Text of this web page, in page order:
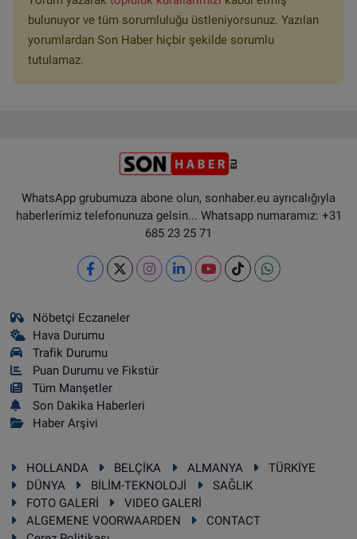
bulunuyor ve tüm sorumluluğu üstleniyorsunuz. Yazılan
yorumlardan Son Haber hiçbir şekilde sorumlu
tutulamaz.
WhatsApp grubumuza abone olun, sonhaber.eu ayrıcalığıyla
haberlerimiz telefonunuza gelsin... Whatsapp numaramız: +31
685 23 25 71
Nöbetçi Eczaneler
Hava Durumu
Trafik Durumu
Puan Durumu ve Fikstür
Tüm Manşetler
Son Dakika Haberleri
Haber Arşivi
HOLLANDA BELÇİKA ALMANYA
TÜRKİYE
DÜNYA
BİLİM-TEKNOLOJİ
SAĞLIK
FOTO GALERİ
VIDEO GALERİ
ALGEMENE VOORWAARDEN
CONTACT